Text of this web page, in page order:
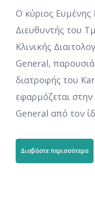
Ο κύριος Ευμένης
Διευθυντής του
Κλινικής
General,
διατροφής του
εφαρμόζεται
General από τον
Διαβάστε περισσότερα